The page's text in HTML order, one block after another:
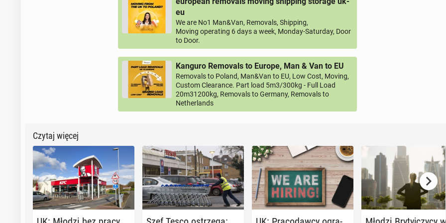
eu
We are No1 Man&Van, Removals, Shipping,
Moving operating 6 days a week, Monday-Saturday, Door
to Door.
Kanguro Removals to Europe, Man & Van to EU
Removals to Poland, Man&Van to EU, Low Cost, Moving,
Custom Clearance. Part load 5m3/300kg - Full Load
20m31200kg, Removals to Germany, Removals to
Netherlands
Czytaj więcej